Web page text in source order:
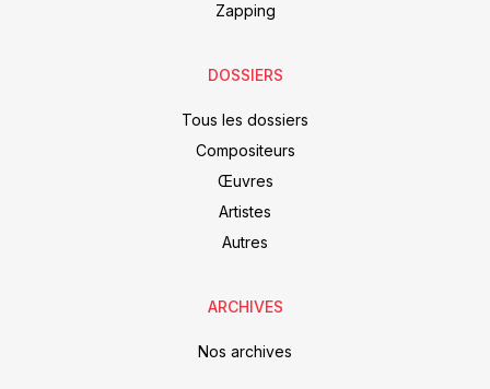
Zapping
DOSSIERS
Tous les dossiers
Compositeurs
Œuvres
Artistes
Autres
ARCHIVES
Nos archives